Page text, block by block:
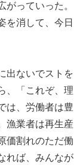
っていった。
を消して、今日
出ないでストを
、「これぞ、理
は、労働者は豊
漁業者は再生産
価割れのただ働
れば、みんなが